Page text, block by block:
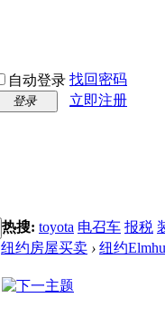
自动登录 找回密码
登录
立即注册
热搜: toyota 电召车 报税
纽约房屋买卖 › 纽约